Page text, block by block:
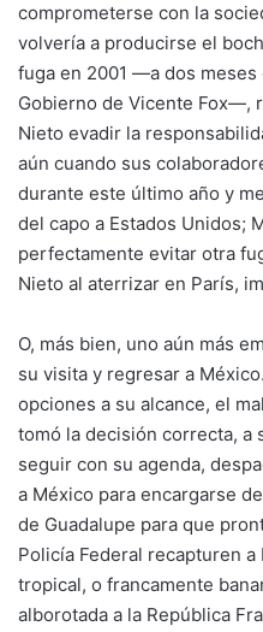
comprometerse con la
volvería a producirse el
fuga en 2001 —a dos
Gobierno de Vicente Fox—,
Nieto evadir la
aún cuando sus
durante este último año y
del capo a Estados Unidos;
perfectamente evitar otra
Nieto al aterrizar en París,
O, más bien, uno aún más
su visita y regresar a
opciones a su alcance, el
tomó la decisión correcta, a
seguir con su agenda,
a México para encargarse
de Guadalupe para que
Policía Federal recapturen a
tropical, o francamente
alborotada a la República